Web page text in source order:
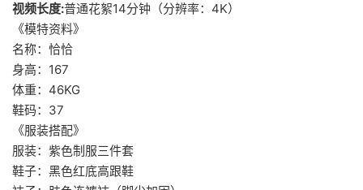
视频长度:普通花絮14分钟（分辨率：4K）
《模特资料》
名称：恰恰
身高：167
体重：46KG
鞋码：37
《服装搭配》
服装：紫色制服三件套
鞋子：黑色红底高跟鞋